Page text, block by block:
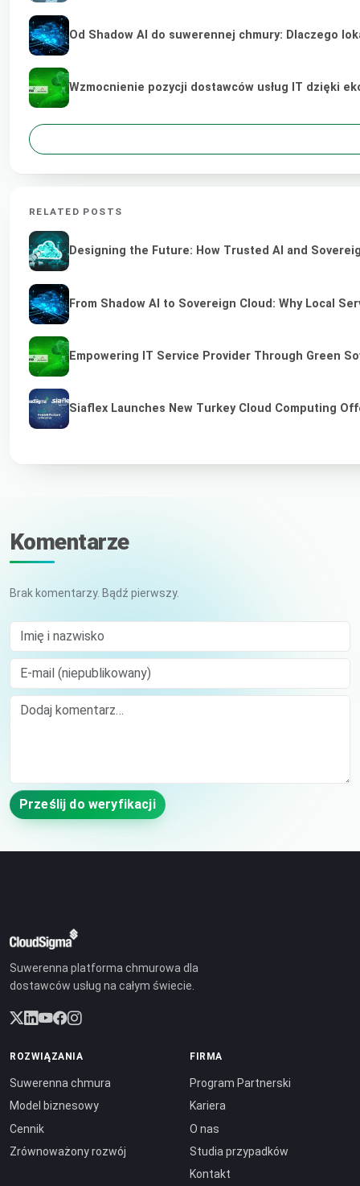
Od Shadow AI do suwerennej chmury: Dlaczego
Wzmocnienie pozycji dostawców usług IT dzięki
RELATED POSTS
Designing the Future: How Trusted AI and
From Shadow AI to Sovereign Cloud: Why Local
Empowering IT Service Provider Through Green
Siaflex Launches New Turkey Cloud Computing
Komentarze
Brak komentarzy. Bądź pierwszy.
Imię i nazwisko
E-mail (niepublikowany)
Comment
Prześlij do weryfikacji
Suwerenna platforma chmurowa dla
dostawców usług na całym świecie.
ROZWIĄZANIA
Suwerenna chmura
Model biznesowy
Cennik
Zrównoważony rozwój
FIRMA
Program Partnerski
Kariera
O nas
Studia przypadków
Kontakt